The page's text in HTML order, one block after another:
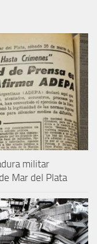
militar
Mar del Plata